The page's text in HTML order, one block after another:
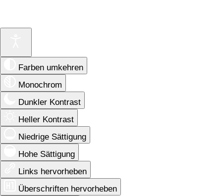
Farben umkehren
Monochrom
Dunkler Kontrast
Heller Kontrast
Niedrige Sättigung
Hohe Sättigung
Links hervorheben
Überschriften hervorheben